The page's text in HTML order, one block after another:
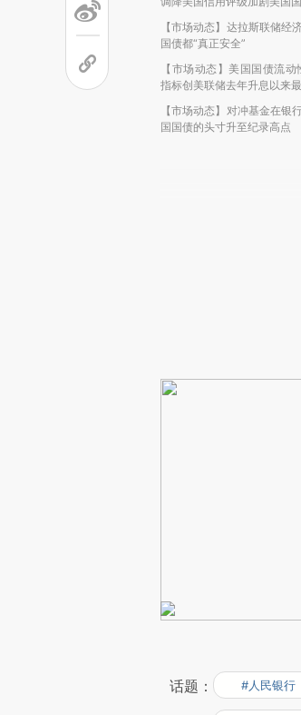
【市场动态】达拉斯联储经
国债都“真正安全”
【市场动态】美国国债流
指标创美联储去年升息以来
【市场动态】对冲基金在银
国国债的头寸升至纪录高点
话题： #人民银行